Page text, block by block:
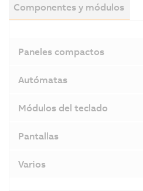
Componentes y módulos
Paneles compactos
Autómatas
Módulos del teclado
Pantallas
Varios